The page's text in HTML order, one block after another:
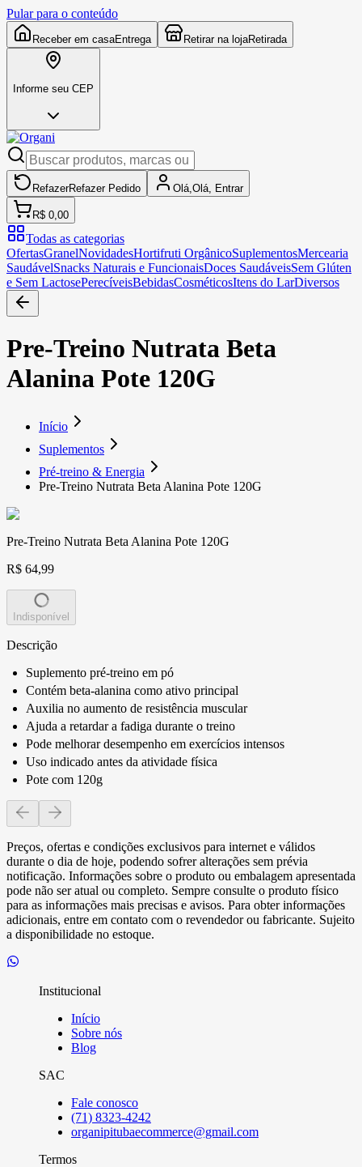
Pular para o conteúdo
Receber em casaEntrega Retirar na lojaRetirada
Informe seu CEP
RefazerRefazer Pedido Olá, Olá, Entrar
R$ 0,00
Todas as categorias
OfertasGranelNovidadesHortifruti OrgânicoSuplementosMercearia
SaudávelSnacks Naturais e FuncionaisDoces SaudáveisSem Glúten
e Sem LactosePerecíveisBebidasCosméticosItens do LarDiversos
Pre-Treino Nutrata Beta
Alanina Pote 120G
Início
Suplementos
Pré-treino & Energia
Pre-Treino Nutrata Beta Alanina Pote 120G
Pre-Treino Nutrata Beta Alanina Pote 120G
R$ 64,99
Indisponível
Descrição
Suplemento pré-treino em pó
Contém beta-alanina como ativo principal
Auxilia no aumento de resistência muscular
Ajuda a retardar a fadiga durante o treino
Pode melhorar desempenho em exercícios intensos
Uso indicado antes da atividade física
Pote com 120g
Preços, ofertas e condições exclusivos para internet e válidos
durante o dia de hoje, podendo sofrer alterações sem prévia
notificação. Informações sobre o produto ou embalagem apresentada
pode não ser atual ou completo. Sempre consulte o produto físico
para as informações mais precisas e avisos. Para obter informações
adicionais, entre em contato com o revendedor ou fabricante. Sujeito
a disponibilidade no estoque.
Institucional
Início
Sobre nós
Blog
SAC
Fale conosco
(71) 8323-4242
organipitubaecommerce@gmail.com
Termos